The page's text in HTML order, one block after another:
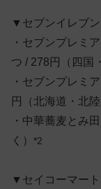
▼セブンイレブン
・セブンプレミ
つ / 278円（四国
・セブンプレミ
円（北海道・北
・中華蕎麦とみ
く） *2
▼セイコーマート